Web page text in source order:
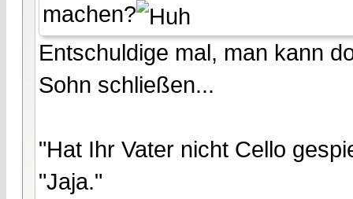
machen?
Entschuldige mal, man kann
Sohn schließen...
"Hat Ihr Vater nicht Cello
"Jaja."